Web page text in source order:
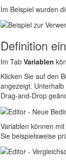
Im Beispiel wurden
Definition
Im Tab Variablen
Klicken Sie auf den
angezeigt.
Drag-and-Drop
Variablen können
Sie beispielsweise